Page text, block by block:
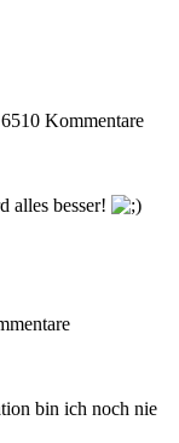
6510 Kommentare
alles besser!
bin ich noch nie